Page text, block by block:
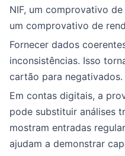
NIF, um comprovativo
um comprovativo de
Fornecer dados
inconsistências. Isso
cartão para negativados.
Em contas digitais, a
pode substituir análises
mostram entradas
ajudam a demonstrar